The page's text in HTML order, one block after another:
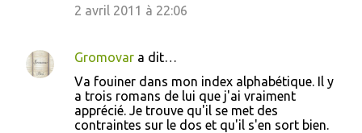
2 avril 2011 à 22:06
Gromovar a dit…
Va fouiner dans mon index alphabétique. Il y
a trois romans de lui que j'ai vraiment
apprécié. Je trouve qu'il se met des
contraintes sur le dos et qu'il s'en sort bien.